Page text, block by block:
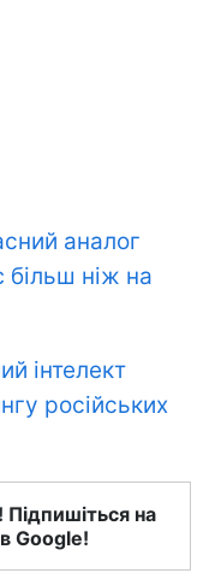
аналог
більш ніж на
інтелект
російських
Підпишіться на
Google!